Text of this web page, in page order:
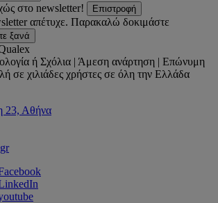
στο newsletter!
Επιστροφή
απέτυχε. Παρακαλώ δοκιμάστε
ξανά
ή Σχόλια | Άμεση ανάρτηση | Επώνυμη
σε χιλιάδες χρήστες σε όλη την Ελλάδα
23, Αθήνα